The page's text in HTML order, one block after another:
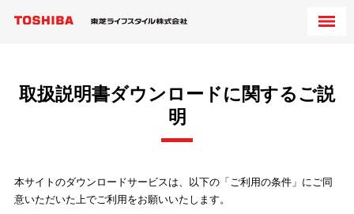
取扱説明書ダウンロードに関するご説
明
本サイトのダウンロードサービスは、以下の「ご利用の条件」にご同
意いただいた上でご利用をお願いいたします。